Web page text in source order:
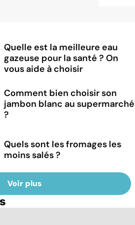
Quelle est la meilleure eau
gazeuse pour la santé ? On
vous aide à choisir
Comment bien choisir son
jambon blanc au supermarché
?
Quels sont les fromages les
moins salés ?
Voir plus